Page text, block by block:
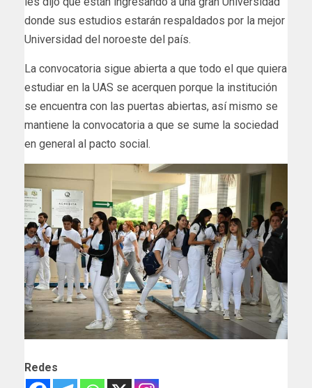
donde sus estudios estarán respaldados por la mejor
Universidad del noroeste del país.
La convocatoria sigue abierta a que todo el que quiera
estudiar en la UAS se acerquen porque la institución
se encuentra con las puertas abiertas, así mismo se
mantiene la convocatoria a que se sume la sociedad
en general al pacto social.
Redes